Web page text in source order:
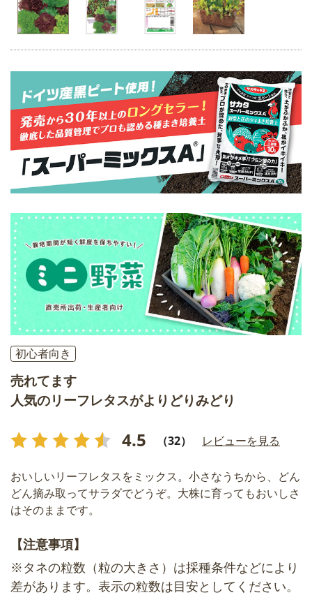
初心者向き
売れてます
人気のリーフレタスがよりどりみどり
4.5 （32） レビューを見る
おいしいリーフレタスをミックス。小さなうちから、どん
どん摘み取ってサラダでどうぞ。大株に育ってもおいしさ
はそのままです。
【注意事項】
※タネの粒数（粒の大きさ）は採種条件などにより
差があります。表示の粒数は目安としてください。